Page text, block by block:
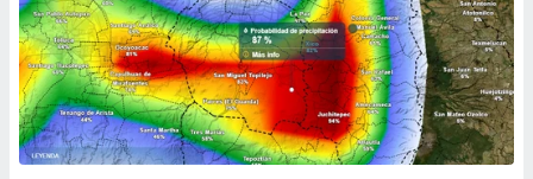
crear un
uso de
la
contenido
medir el
de la
el